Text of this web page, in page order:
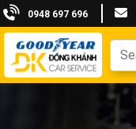
0948 697 696